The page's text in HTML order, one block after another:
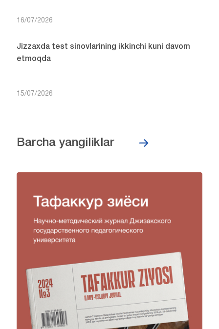
16/07/2026
Jizzaxda test sinovlarining ikkinchi kuni davom
etmoqda
15/07/2026
Barcha yangiliklar